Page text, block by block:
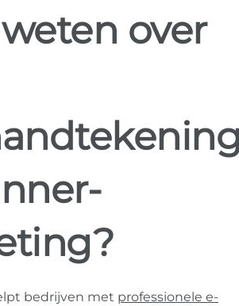
over
bedrijven met professionele e-